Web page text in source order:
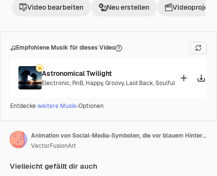
Video bearbeiten Neu erstellen Videoprojekt
Empfohlene Musik für dieses Video
Astronomical Twilight
Electronic, RnB, Happy,Groovy, Laid Back,Soulful
Entdeckeweitere Musik-Optionen
Animation von Social-Media-Symbolen, die vor blauem Hintergrund mit Freiraum schweben.
VectorFusionArt
Vielleicht gefällt dir auch